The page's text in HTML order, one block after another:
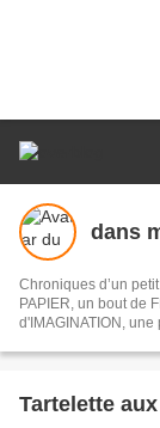
dans
Chroniques d’un
PAPIER, un bout de
d'IMAGINATION, une pincée d’INSPIRATION,une poudrée de TUTO, une
Tartelette